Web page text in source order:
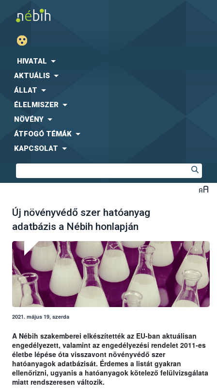
HIVATAL
AKTUÁLIS
ÁLLAT
ÉLELMISZER
NÖVÉNY
ÁTFOGÓ TÉMÁK
KAPCSOLAT
Új növényvédő szer hatóanyag
adatbázis a Nébih honlapján
2021. május 19, szerda
A Nébih szakemberei elkészítették az EU-ban aktuálisan
engedélyezett, valamint az engedélyezési rendelet 2011-es
életbe lépése óta visszavont növényvédő szer
hatóanyagok adatbázisát. Érdemes a listát gyakran
ellenőrizni, ugyanis a hatóanyagok kötelező felülvizsgálata
miatt rendszeresen változik.